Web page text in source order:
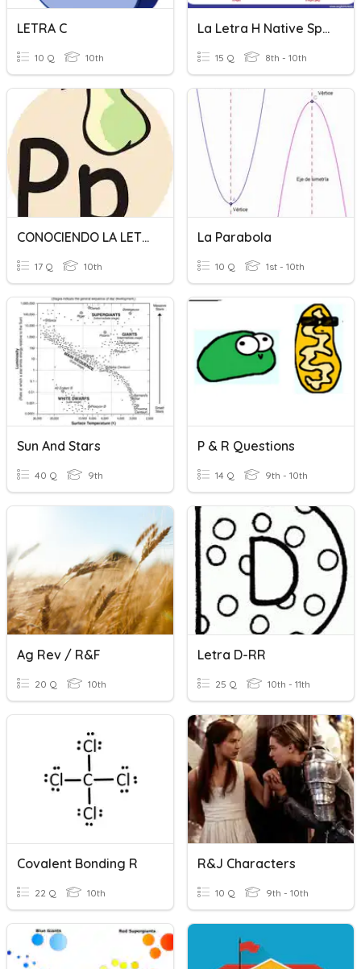
LETRA C
10 Q 10th
La Letra H Native Sp. 2
15 Q 8th - 10th
CONOCIENDO LA LETRA "P"
17 Q 10th
La Parabola
10 Q 1st - 10th
Sun And Stars
40 Q 9th
P & R Questions
14 Q 9th - 10th
Ag Rev / R&F
20 Q 10th
Letra D-RR
25 Q 10th - 11th
Covalent Bonding R
22 Q 10th
R&J Characters
10 Q 9th - 10th